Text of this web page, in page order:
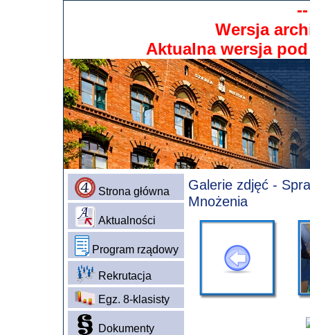
Wersja
Aktualna wersja
Strona główna
Aktualności
Program rządowy
Rekrutacja
Egz. 8-klasisty
Dokumenty
Galerie zdjęć -
Mnożenia